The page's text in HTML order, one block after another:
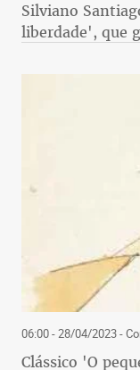
Silviano
liberdade', que
06:00 - 28/04/2023-
Clássico 'O